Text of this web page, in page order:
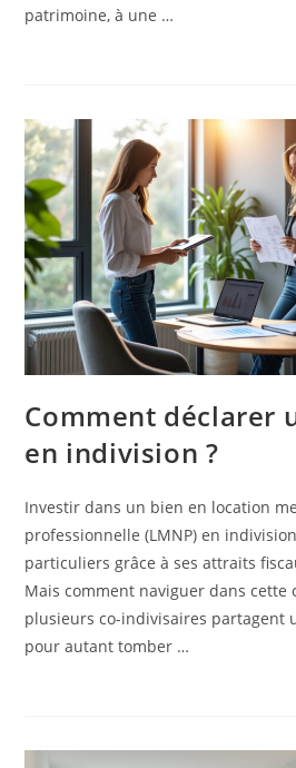
patrimoine, à une …
Comment déclarer
en indivision ?
Investir dans un bien en location
professionnelle (LMNP) en
particuliers grâce à ses attraits
Mais comment naviguer dans cette
plusieurs co-indivisaires partagent
pour autant tomber …